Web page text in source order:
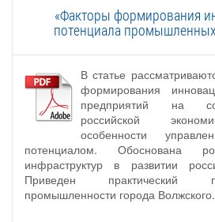
«Факторы формирования
потенциала
В статье
формирования
предприятий на
российской
особенности
потенциалом. Обоснована
инфраструктур в развитии
Приведен практический
промышленности города Волжского.